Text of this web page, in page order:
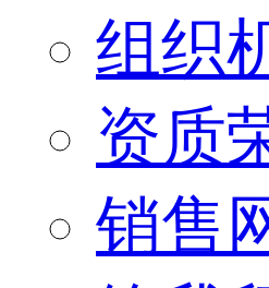
组织
资质
销售